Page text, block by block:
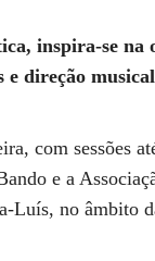
inspira-se na
e direção
com sessões
e a
Luís, no âmbito